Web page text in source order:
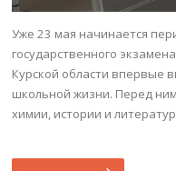
Уже 23 мая начинается
государственного
Курской области
школьной жизни. Перед
химии, истории и